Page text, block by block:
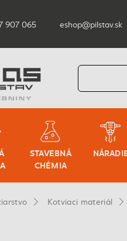
907 065 eshop@pilstav.sk
STAVEBNÁ
CHÉMIA
Kotviaci materiál